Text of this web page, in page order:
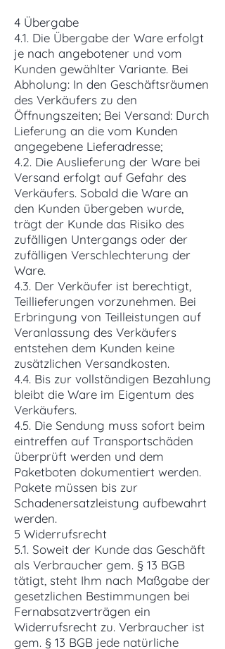
4 Übergabe
4.1. Die Übergabe der Ware erfolgt
je nach angebotener und vom
Kunden gewählter Variante. Bei
Abholung: In den Geschäftsräumen
des Verkäufers zu den
Öffnungszeiten; Bei Versand: Durch
Lieferung an die vom Kunden
angegebene Lieferadresse;
4.2. Die Auslieferung der Ware bei
Versand erfolgt auf Gefahr des
Verkäufers. Sobald die Ware an
den Kunden übergeben wurde,
trägt der Kunde das Risiko des
zufälligen Untergangs oder der
zufälligen Verschlechterung der
Ware.
4.3. Der Verkäufer ist berechtigt,
Teillieferungen vorzunehmen. Bei
Erbringung von Teilleistungen auf
Veranlassung des Verkäufers
entstehen dem Kunden keine
zusätzlichen Versandkosten.
4.4. Bis zur vollständigen Bezahlung
bleibt die Ware im Eigentum des
Verkäufers.
4.5. Die Sendung muss sofort beim
eintreffen auf Transportschäden
überprüft werden und dem
Paketboten dokumentiert werden.
Pakete müssen bis zur
Schadenersatzleistung aufbewahrt
werden.
5 Widerrufsrecht
5.1. Soweit der Kunde das Geschäft
als Verbraucher gem. § 13 BGB
tätigt, steht Ihm nach Maßgabe der
gesetzlichen Bestimmungen bei
Fernabsatzverträgen ein
Widerrufsrecht zu. Verbraucher ist
gem. § 13 BGB jede natürliche